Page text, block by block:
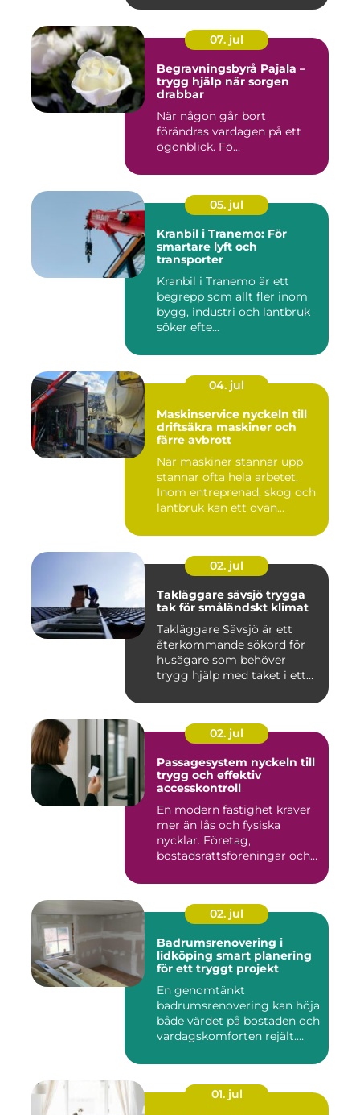
07. jul
Begravningsbyrå Pajala –
trygg hjälp när sorgen
drabbar
När någon går bort
förändras vardagen på ett
ögonblick. Fö...
05. jul
Kranbil i Tranemo: För
smartare lyft och
transporter
Kranbil i Tranemo är ett
begrepp som allt fler inom
bygg, industri och lantbruk
söker efte...
04. jul
Maskinservice nyckeln till
driftsäkra maskiner och
färre avbrott
När maskiner stannar upp
stannar ofta hela arbetet.
Inom entreprenad, skog och
lantbruk kan ett ovän...
02. jul
Takläggare sävsjö trygga
tak för småländskt klimat
Takläggare Sävsjö är ett
återkommande sökord för
husägare som behöver
trygg hjälp med taket i ett
02. jul
Passagesystem nyckeln till
trygg och effektiv
accesskontroll
En modern fastighet kräver
mer än lås och fysiska
nycklar. Företag,
bostadsrättsföreningar och
02. jul
Badrumsrenovering i
lidköping smart planering
för ett tryggt projekt
En genomtänkt
badrumsrenovering kan höja
både värdet på bostaden och
vardagskomforten rejält.
01. jul